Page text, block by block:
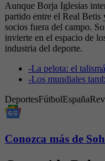
Aunque Borja Iglesias
partido entre el Real Betis
socios fuera del campo.
invierte en el espacio de
industria del deporte.
-La pelota: el
-Los mundiales
DeportesFútbolEspaña
Conozca más de